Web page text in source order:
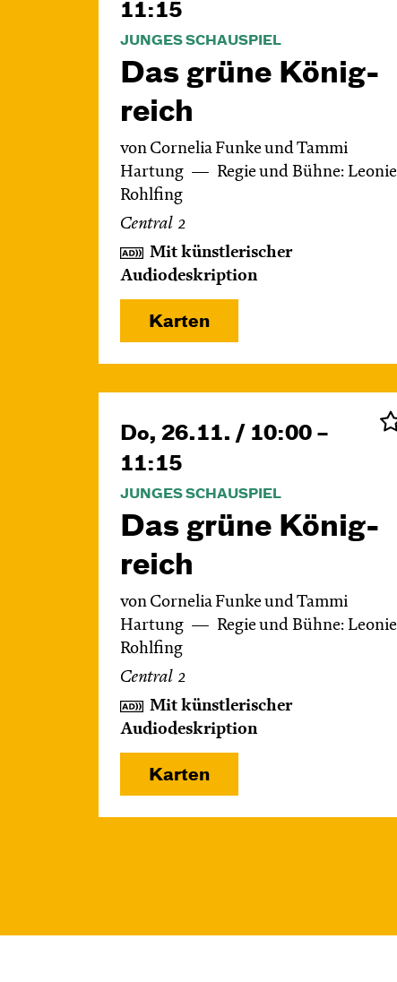
11:15
JUNGES SCHAUSPIEL
Das grüne König­
reich
von Cornelia Funke und Tammi
Hartung
Regie und Bühne: Leonie
Rohlfing
Central 2
Mit künstlerischer
Audiodeskription
Karten
Do, 26.11. / 10:00 –
11:15
JUNGES SCHAUSPIEL
Das grüne König­
reich
von Cornelia Funke und Tammi
Hartung
Regie und Bühne: Leonie
Rohlfing
Central 2
Mit künstlerischer
Audiodeskription
Karten